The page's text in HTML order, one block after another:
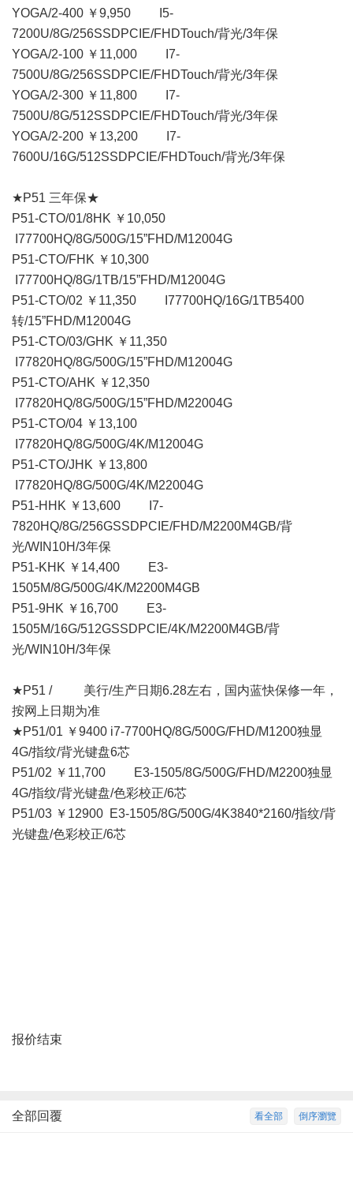
YOGA/2-400 ￥9,950 I5-
7200U/8G/256SSDPCIE/FHDTouch/背光/3年保
YOGA/2-100 ￥11,000 I7-
7500U/8G/256SSDPCIE/FHDTouch/背光/3年保
YOGA/2-300 ￥11,800 I7-
7500U/8G/512SSDPCIE/FHDTouch/背光/3年保
YOGA/2-200 ￥13,200 I7-
7600U/16G/512SSDPCIE/FHDTouch/背光/3年保
★P51 三年保★
P51-CTO/01/8HK ￥10,050
I77700HQ/8G/500G/15”FHD/M12004G
P51-CTO/FHK ￥10,300
I77700HQ/8G/1TB/15”FHD/M12004G
P51-CTO/02 ￥11,350 I77700HQ/16G/1TB5400
转/15”FHD/M12004G
P51-CTO/03/GHK ￥11,350
I77820HQ/8G/500G/15”FHD/M12004G
P51-CTO/AHK ￥12,350
I77820HQ/8G/500G/15”FHD/M22004G
P51-CTO/04 ￥13,100
I77820HQ/8G/500G/4K/M12004G
P51-CTO/JHK ￥13,800
I77820HQ/8G/500G/4K/M22004G
P51-HHK ￥13,600 I7-
7820HQ/8G/256GSSDPCIE/FHD/M2200M4GB/背
光/WIN10H/3年保
P51-KHK ￥14,400 E3-
1505M/8G/500G/4K/M2200M4GB
P51-9HK ￥16,700 E3-
1505M/16G/512GSSDPCIE/4K/M2200M4GB/背
光/WIN10H/3年保
★P51 / 美行/生产日期6.28左右，国内蓝快保修一年，
按网上日期为准
★P51/01 ￥9400 i7-7700HQ/8G/500G/FHD/M1200独显
4G/指纹/背光键盘6芯
P51/02 ￥11,700 E3-1505/8G/500G/FHD/M2200独显
4G/指纹/背光键盘/色彩校正/6芯
P51/03 ￥12900 E3-1505/8G/500G/4K3840*2160/指纹/背
光键盘/色彩校正/6芯
报价结束
倒序瀏覽
看全部
全部回覆